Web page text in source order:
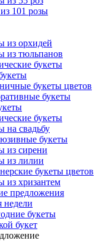
101 розы
из орхидей
из тюльпанов
букеты
букеты цветов
букеты
букеты
на свадьбу
букеты
из сирени
из лилии
букеты цветов
из хризантем
предложения
недели
букеты
букет